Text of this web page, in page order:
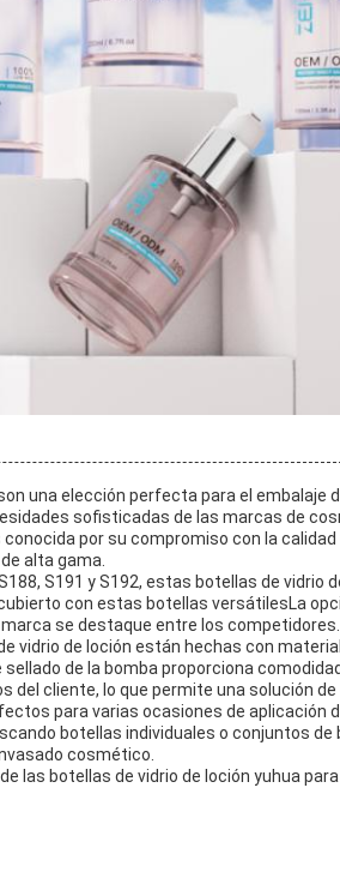
una elección perfecta para el
sofisticadas de las marcas de
por su compromiso con la
alta gama.
S191 y S192, estas botellas de
con estas botellas versátilesLa
se destaque entre los competidores.
vidrio de loción están hechas con
de la bomba proporciona
del cliente, lo que permite una solución de
para varias ocasiones de aplicación
botellas individuales o conjuntos
cosmético.
las botellas de vidrio de loción yuhua